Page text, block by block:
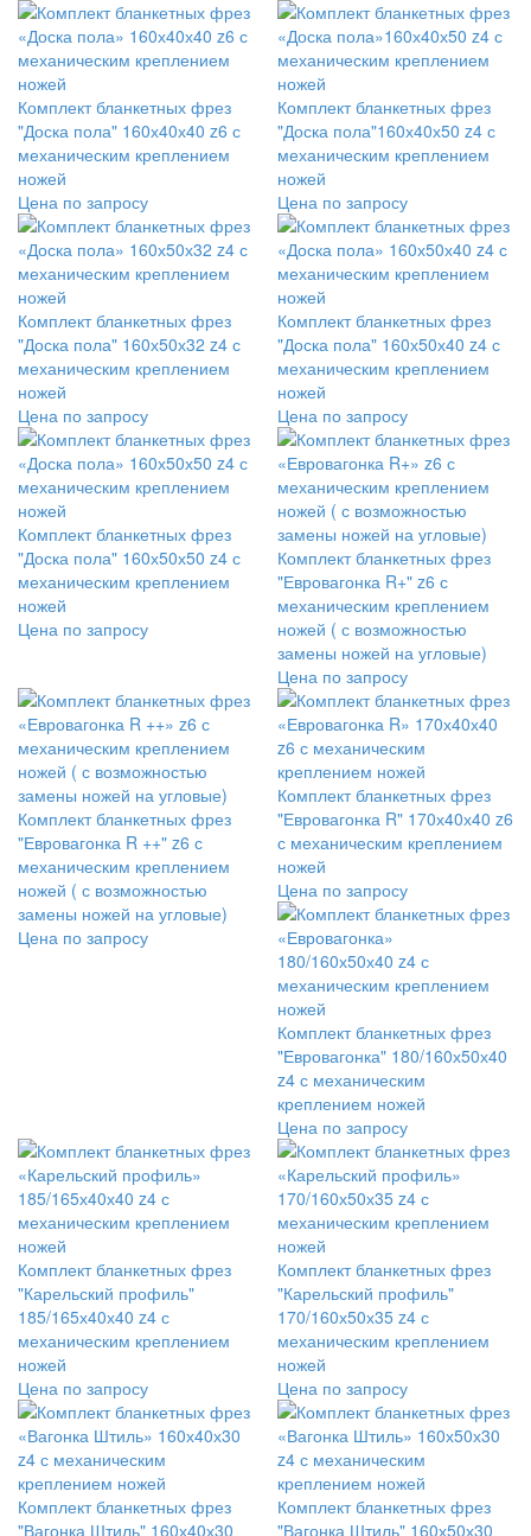
Комплект бланкетных фрез
"Доска пола" 160х40х40 z6 с
механическим креплением
ножей
Цена по запросу
Комплект бланкетных фрез
"Доска пола"160х40х50 z4 с
механическим креплением
ножей
Цена по запросу
Комплект бланкетных фрез
"Доска пола" 160х50х32 z4 с
механическим креплением
ножей
Цена по запросу
Комплект бланкетных фрез
"Доска пола" 160х50х40 z4 с
механическим креплением
ножей
Цена по запросу
Комплект бланкетных фрез
"Доска пола" 160х50х50 z4 с
механическим креплением
ножей
Цена по запросу
Комплект бланкетных фрез
"Евровагонка R+" z6 с
механическим креплением
ножей ( с возможностью
замены ножей на угловые)
Цена по запросу
Комплект бланкетных фрез
"Евровагонка R ++" z6 с
механическим креплением
ножей ( с возможностью
замены ножей на угловые)
Цена по запросу
Комплект бланкетных фрез
"Евровагонка R" 170х40х40 z6
с механическим креплением
ножей
Цена по запросу
Комплект бланкетных фрез
"Евровагонка" 180/160х50х40
z4 с механическим
креплением ножей
Цена по запросу
Комплект бланкетных фрез
"Карельский профиль"
185/165х40х40 z4 с
механическим креплением
ножей
Цена по запросу
Комплект бланкетных фрез
"Карельский профиль"
170/160х50х35 z4 с
механическим креплением
ножей
Цена по запросу
Комплект бланкетных фрез
"Вагонка Штиль" 160х40х30
Комплект бланкетных фрез
"Вагонка Штиль" 160х50х30